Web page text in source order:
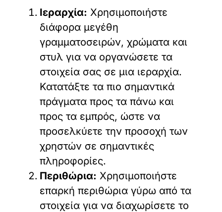
Ιεραρχία: Χρησιμοποιήστε
διάφορα μεγέθη
γραμματοσειρών, χρώματα και
στυλ για να οργανώσετε τα
στοιχεία σας σε μια ιεραρχία.
Κατατάξτε τα πιο σημαντικά
πράγματα προς τα πάνω και
προς τα εμπρός, ώστε να
προσελκύετε την προσοχή των
χρηστών σε σημαντικές
πληροφορίες.
Περιθώρια: Χρησιμοποιήστε
επαρκή περιθώρια γύρω από τα
στοιχεία για να διαχωρίσετε το